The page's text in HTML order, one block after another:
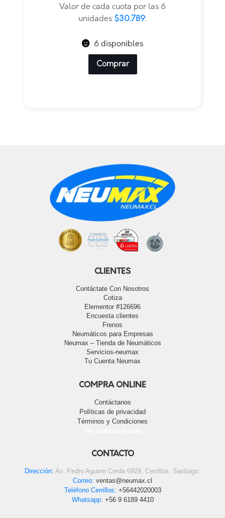
$369.463.
Valor de cada cuota por las 6
unidades $30.789.
6 disponibles
Comprar
CLIENTES
Contáctate Con Nosotros
Cotiza
Elementor #126696
Encuesta clientes
Frenos
Neumáticos para Empresas
Neumax – Tienda de Neumáticos
Servicios-neumax
Tu Cuenta Neumax
COMPRA ONLINE
Contáctanos
Políticas de privacidad
Términos y Condiciones
CONTACTO
Dirección: Av. Pedro Aguirre Cerda 6929, Cerrillos, Santiago.
Correo: ventas@neumax.cl
Teléfono Cerrillos: +56442020003
Whatsapp: +56 9 6189 4410